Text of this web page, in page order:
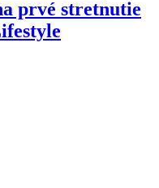
prvé stretnutie